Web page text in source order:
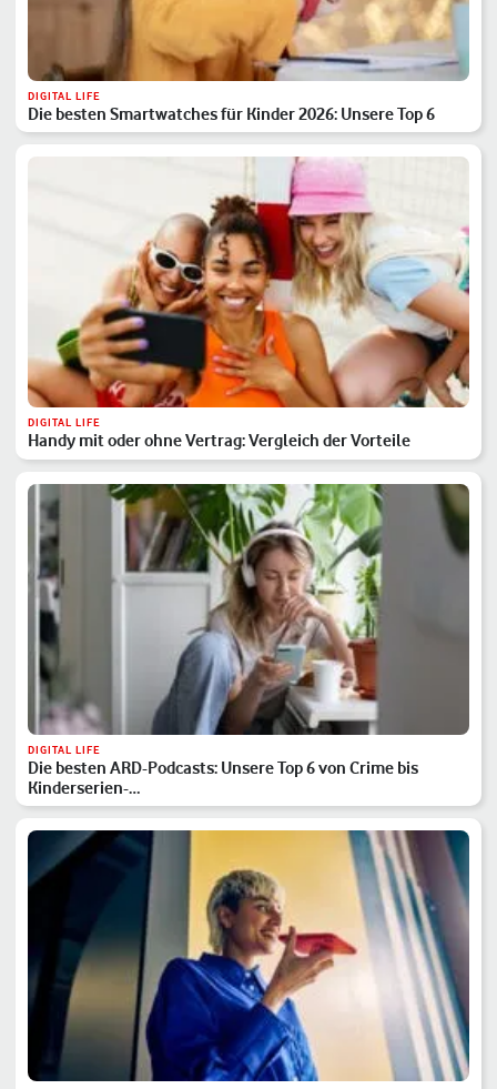
DIGITAL LIFE
Die besten Smartwatches für Kinder 2026: Unsere Top 6
DIGITAL LIFE
Handy mit oder ohne Vertrag: Vergleich der Vorteile
DIGITAL LIFE
Die besten ARD-Podcasts: Unsere Top 6 von Crime bis
Kinderserien-…